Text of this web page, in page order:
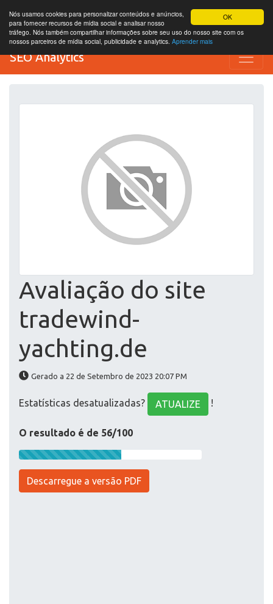
OK
Nós usamos cookies para personalizar conteúdos e anúncios,
para fornecer recursos de mídia social e analisar nosso
tráfego. Nós também compartilhar informações sobre seu uso do nosso site com os
nossos parceiros de mídia social, publicidade e analytics. Aprender mais
SEO Analytics
Avaliação do site
tradewind-
yachting.de
Gerado a 22 de Setembro de 2023 20:07 PM
Estatísticas desatualizadas? ATUALIZE !
O resultado é de 56/100
Descarregue a versão PDF